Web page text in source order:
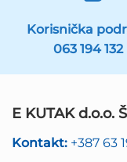
Korisnička
063 194 132
E KUTAK d.o.o.
Kontakt: +387 63